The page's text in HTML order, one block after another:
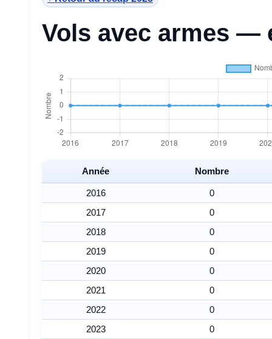
Vols avec armes —
Année Nombre
2016
0
2017
0
2018
0
2019
0
2020
0
2021
0
2022
0
2023
0